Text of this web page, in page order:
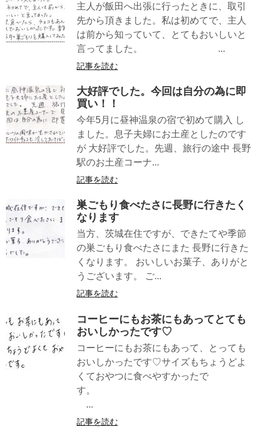
主人が飯田へ出張に行ったときに、取引
先から頂きました。私は初めてで、主人
は前から知っていて、とてもおいしいと
言ってました。 ...
記事を読む
大好評でした。今回は自分の為に即
買い！！
今年5月に昼神温泉の宿で初めて購入 し
ました。息子夫婦にお土産としたのです
が 大好評でした。先週、旅行の途中 長野
駅のお土産コーナ...
記事を読む
巣ごもり食べたさに長野に行きたく
なります
当方、茨城在住ですが、できたてや季節
の巣ごもり食べたさにまた 長野に行きた
くなります。 おいしいお菓子、ありがと
うございます。 ご...
記事を読む
コーヒーにもお茶にもあってとても
おいしかったです♡
コーヒーにもお茶にもあって、とっても
おいしかったです♡サイズもちょうどよ
くておやつに食べやすかったで
す。
...
記事を読む